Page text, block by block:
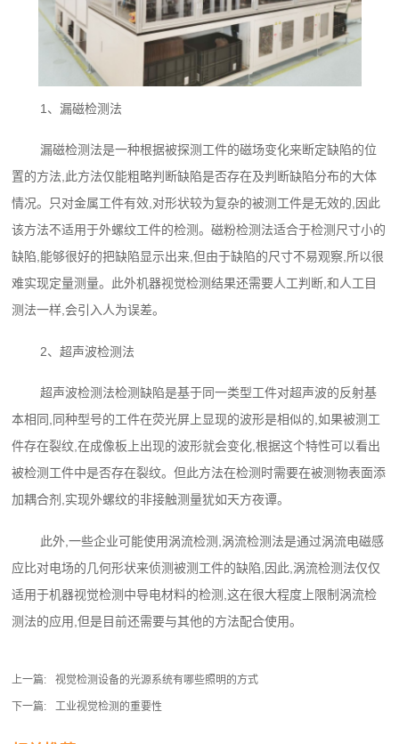
1、漏磁检测法
漏磁检测法是一种根据被探测工件的磁场变化来断定缺陷的位
置的方法,此方法仅能粗略判断缺陷是否存在及判断缺陷分布的大体
情况。只对金属工件有效,对形状较为复杂的被测工件是无效的,因此
该方法不适用于外螺纹工件的检测。磁粉检测法适合于检测尺寸小的
缺陷,能够很好的把缺陷显示出来,但由于缺陷的尺寸不易观察,所以很
难实现定量测量。此外机器视觉检测结果还需要人工判断,和人工目
测法一样,会引入人为误差。
2、超声波检测法
超声波检测法检测缺陷是基于同一类型工件对超声波的反射基
本相同,同种型号的工件在荧光屏上显现的波形是相似的,如果被测工
件存在裂纹,在成像板上出现的波形就会变化,根据这个特性可以看出
被检测工件中是否存在裂纹。但此方法在检测时需要在被测物表面添
加耦合剂,实现外螺纹的非接触测量犹如天方夜谭。
此外,一些企业可能使用涡流检测,涡流检测法是通过涡流电磁感
应比对电场的几何形状来侦测被测工件的缺陷,因此,涡流检测法仅仅
适用于机器视觉检测中导电材料的检测,这在很大程度上限制涡流检
测法的应用,但是目前还需要与其他的方法配合使用。
上一篇: 视觉检测设备的光源系统有哪些照明的方式
下一篇: 工业视觉检测的重要性